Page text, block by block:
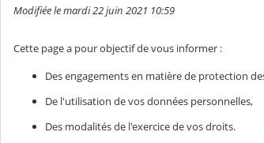
Modifiée le mardi 22 juin 2021 10:59
Cette page a pour objectif de vous informer :
Des engagements en matière de protection
De l'utilisation de vos données personnelles,
Des modalités de l'exercice de vos droits.